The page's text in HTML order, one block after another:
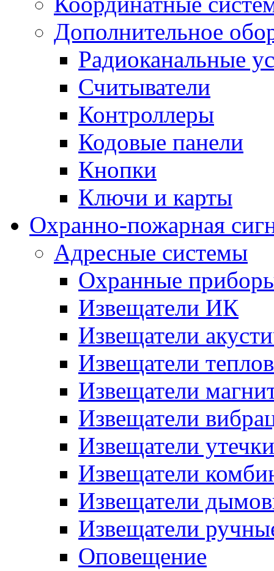
Дополнительное
Радиоканальные
Считыватели
Контроллеры
Кодовые панели
Кнопки
Ключи и карты
Охранно-пожарная
Адресные системы
Охранные
Извещатели ИК
Извещатели
Извещатели
Извещатели
Извещатели
Извещатели утечки
Извещатели
Извещатели
Извещатели
Оповещение